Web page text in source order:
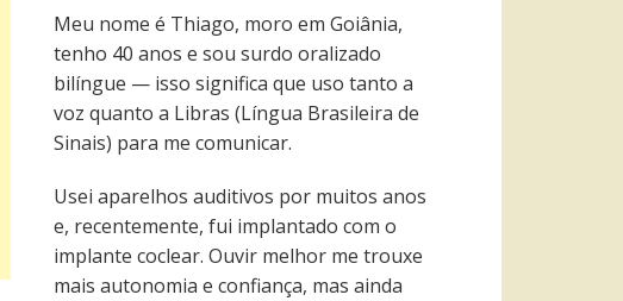
Meu nome é Thiago, moro em Goiânia,
tenho 40 anos e sou surdo oralizado
bilíngue — isso significa que uso tanto a
voz quanto a Libras (Língua Brasileira de
Sinais) para me comunicar.
Usei aparelhos auditivos por muitos anos
e, recentemente, fui implantado com o
implante coclear. Ouvir melhor me trouxe
mais autonomia e confiança, mas ainda